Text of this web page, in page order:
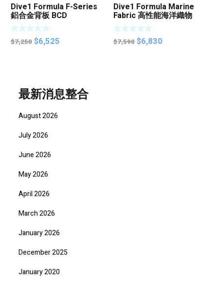
Dive1 Formula F-Series
鋁合金背板 BCD
$7,250 Original
$6,525
Dive1 Formula Marine
Fabric 高性能海洋織物
BCD
$7,590 Original
$6,830Current
最新消息整合
August 2026
July 2026
June 2026
May 2026
April 2026
March 2026
January 2026
December 2025
January 2020